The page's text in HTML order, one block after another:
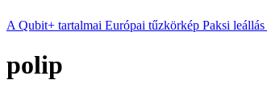
A Qubit+ tartalmai Európai tűzkörkép Paksi leállás
polip